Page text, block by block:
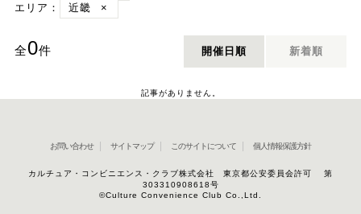
エリア：
近畿 ×
全0件 開催日順 新着順
記事がありません。
お問い合わせ サイトマップ このサイトについて 個人情報保護方針
カルチュア・コンビニエンス・クラブ株式会社 東京都公安委員会許可 第
303310908618号
©Culture Convenience Club Co.,Ltd.